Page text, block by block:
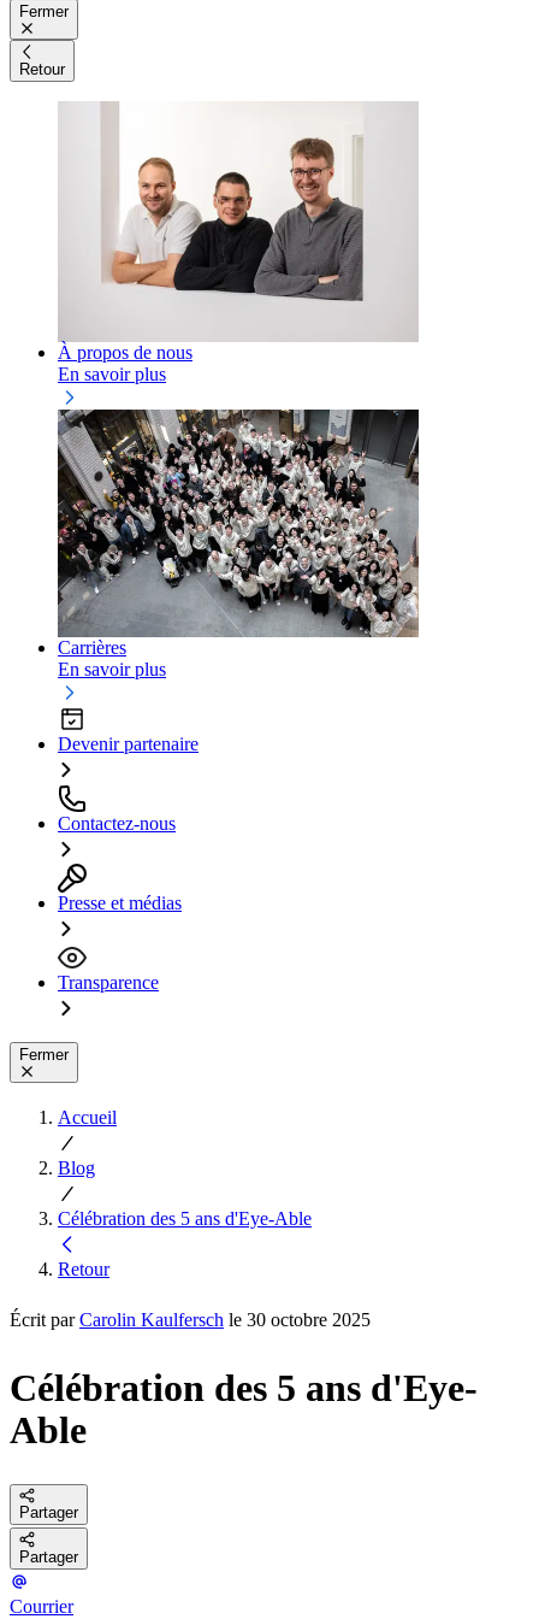
Fermer
Retour
À propos de nous
En savoir plus
Carrières
En savoir plus
Devenir partenaire
Contactez-nous
Presse et médias
Transparence
Fermer
Accueil
Blog
Célébration des 5 ans d'Eye-Able
Retour
Écrit parCarolin Kaulfersch le 30 octobre 2025
Célébration des 5 ans d'Eye-
Able
Partager
Partager
Courrier